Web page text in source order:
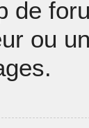
de
ou